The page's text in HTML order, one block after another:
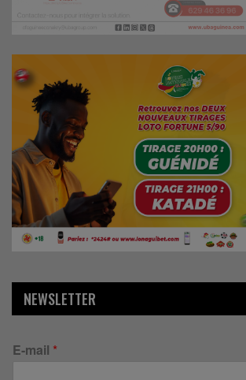
NEWSLETTER
E-mail *